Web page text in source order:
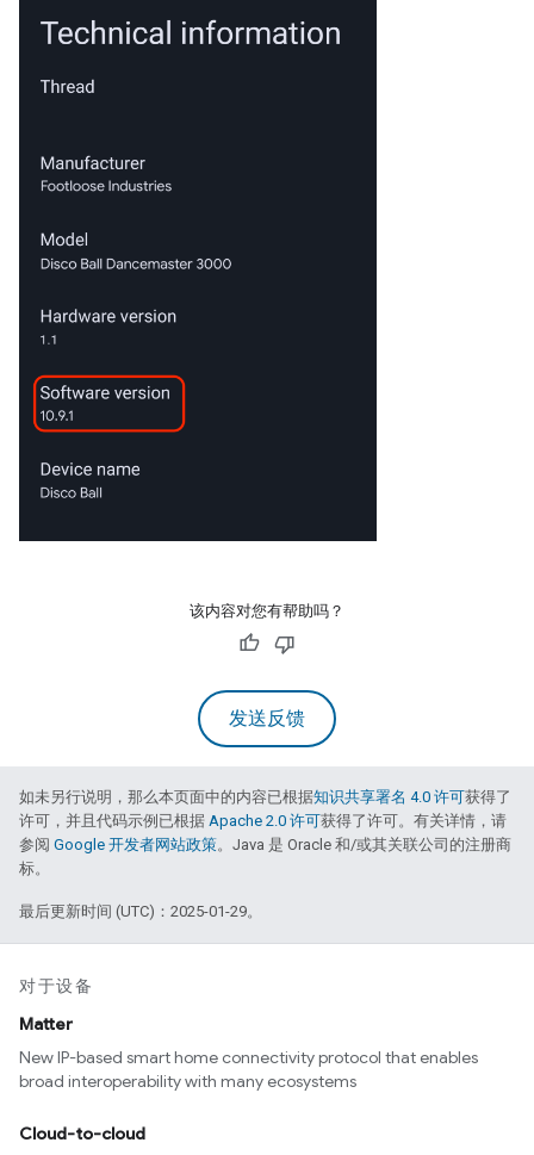
该内容对您有帮助吗？
发送反馈
如未另行说明，那么本页面中的内容已根据知识共享署名 4.0 许可获得了
许可，并且代码示例已根据 Apache 2.0 许可获得了许可。有关详情，请
参阅 Google 开发者网站政策。Java 是 Oracle 和/或其关联公司的注册商
标。
最后更新时间 (UTC)：2025-01-29。
对于设备
Matter
New IP-based smart home connectivity protocol that enables
broad interoperability with many ecosystems
Cloud-to-cloud